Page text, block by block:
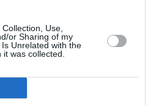
Use,
or Sharing of my
Unrelated with the
was collected.
το Πρόγραμμα «Τουρισμός